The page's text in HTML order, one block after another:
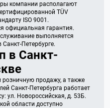
компании располагают
TÜV
ISO 9001.
официальная гарантия.
выполняется
Петербурге.
в Санкт-
продажу, а также
Санкт-Петербурга работает
ул. Новороссийская, д. 53Б.
области доступно